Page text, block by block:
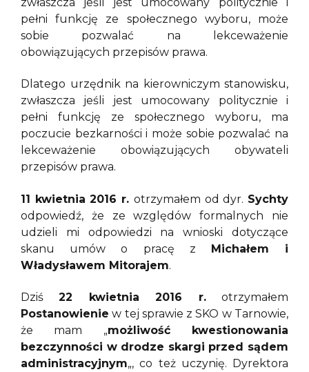
pełni funkcję ze społecznego wyboru, może
sobie pozwalać na lekceważenie
obowiązujących przepisów prawa.
Dlatego urzędnik na kierowniczym stanowisku,
zwłaszcza jeśli jest umocowany politycznie i
pełni funkcję ze społecznego wyboru, ma
poczucie bezkarności i może sobie pozwalać na
lekceważenie obowiązujących obywateli
przepisów prawa.
11 kwietnia 2016 r. otrzymałem od dyr. Sychty
odpowiedź, że ze względów formalnych nie
udzieli mi odpowiedzi na wnioski dotyczące
skanu umów o pracę z Michałem i
Władysławem Mitorajem.
Dziś22 kwietnia 2016 r.otrzymałem
Postanowienie w tej sprawie z SKO w Tarnowie,
że mam „możliwość kwestionowania
bezczynności w drodze skargi przed sądem
administracyjnym„, co też uczynię. Dyrektora